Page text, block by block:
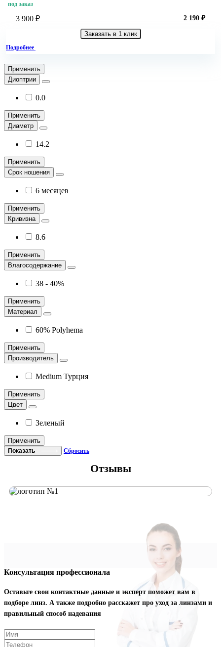
под заказ
3 900 ₽ 2 190 ₽
Заказать в 1 клик
Подробнее
Применить
Диоптрии
0.0
Применить
Диаметр
14.2
Применить
Срок ношения
6 месяцев
Применить
Кривизна
8.6
Применить
Влагосодержание
38 - 40%
Применить
Материал
60% Polyhema
Применить
Производитель
Medium Турция
Применить
Цвет
Зеленый
Применить
Показать Сбросить
Отзывы
Консультация профессионала
Оставьте свои контактные данные и эксперт поможет вам в
подборе линз. А также подробно расскажет про уход за линзами и
правильный способ надевания